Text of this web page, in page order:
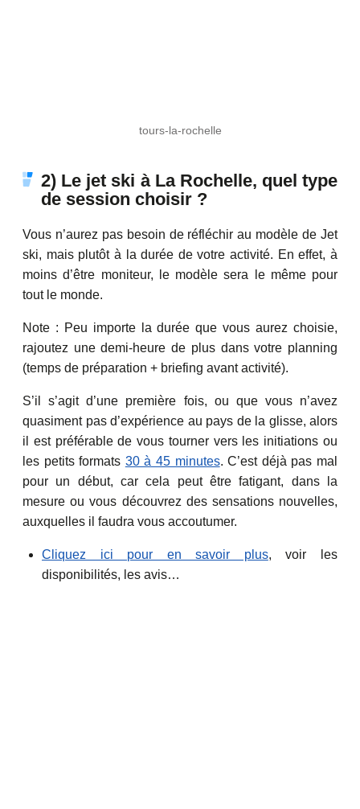
tours-la-rochelle
2) Le jet ski à La Rochelle, quel type
de session choisir ?
Vous n’aurez pas besoin de réfléchir au modèle de Jet
ski, mais plutôt à la durée de votre activité. En effet, à
moins d’être moniteur, le modèle sera le même pour
tout le monde.
Note : Peu importe la durée que vous aurez choisie,
rajoutez une demi-heure de plus dans votre planning
(temps de préparation + briefing avant activité).
S’il s’agit d’une première fois, ou que vous n’avez
quasiment pas d’expérience au pays de la glisse, alors
il est préférable de vous tourner vers les initiations ou
les petits formats 30 à 45 minutes. C’est déjà pas mal
pour un début, car cela peut être fatigant, dans la
mesure ou vous découvrez des sensations nouvelles,
auxquelles il faudra vous accoutumer.
Cliquez ici pour en savoir plus, voir les
disponibilités, les avis…